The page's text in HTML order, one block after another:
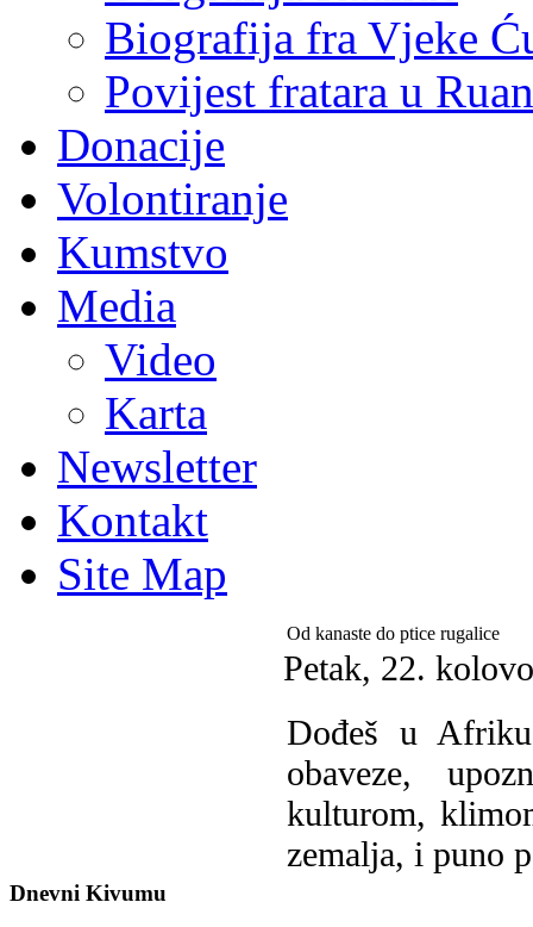
Biografija fra Vjeke
Povijest fratara u
Donacije
Volontiranje
Kumstvo
Media
Video
Karta
Newsletter
Kontakt
Site Map
Dnevni Kivumu
Od kanaste do ptice rugalice
Petak, 22.
Dođeš u
obaveze,
kulturom,
zemalja, i puno